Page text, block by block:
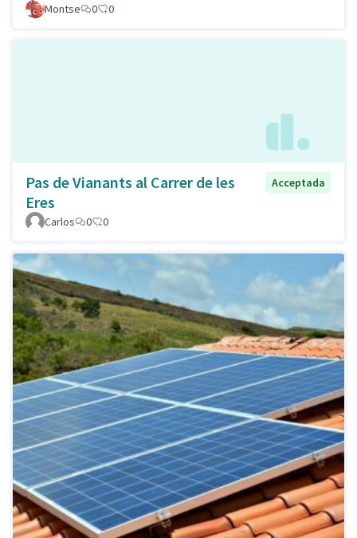
Montse 0 0
Pas de Vianants al Carrer de les
Eres
Acceptada
Carlos 0 0